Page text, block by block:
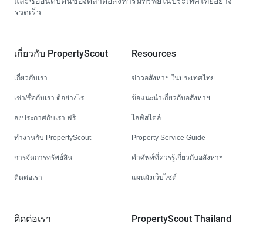
รวดเร็ว
เกี่ยวกับ PropertyScout
เกี่ยวกับเรา
เช่า/ซื้อกับเรา ดีอย่างไร
ลงประกาศกับเรา ฟรี
ทำงานกับ PropertyScout
การจัดการทรัพย์สิน
ติดต่อเรา
Resources
ข่าวอสังหาฯ ในประเทศไทย
ข้อแนะนำเกี่ยวกับอสังหาฯ
ไลฟ์สไตล์
Property Service Guide
คำศัพท์ที่ควรรู้เกี่ยวกับอสังหาฯ
แผนผังเว็บไซต์
ติดต่อเรา PropertyScout Thailand